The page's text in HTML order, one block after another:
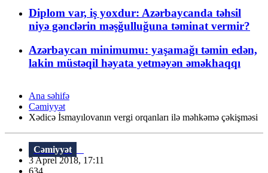
Diplom var, iş yoxdur: Azərbaycanda təhsil
niyə gənclərin məşğulluğuna təminat vermir?
Azərbaycan minimumu: yaşamağı təmin edən,
lakin müstəqil həyata yetməyən əməkhaqqı
Ana səhifə
Cəmiyyət
Xədicə İsmayılovanın vergi orqanları ilə məhkəmə çəkişməsi
Cəmiyyət
3 Aprel 2018, 17:11
634